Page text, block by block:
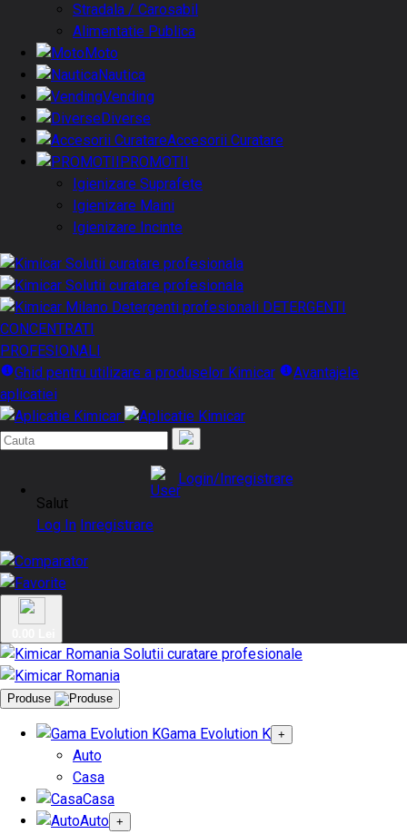
Stradala / Carosabil
Alimentatie Publica
Moto
Nautica
Vending
Diverse
Accesorii Curatare
PROMOTII
Igienizare Suprafete
Igienizare Maini
Igienizare Incinte
DETERGENTI
CONCENTRATI
PROFESIONALI
Ghid pentru utilizare a produselor Kimicar
Avantajele
aplicatiei
Login/Inregistrare
Salut
Log In Inregistrare
Produse
Gama Evolution K +
Auto
Casa
Casa
Auto +